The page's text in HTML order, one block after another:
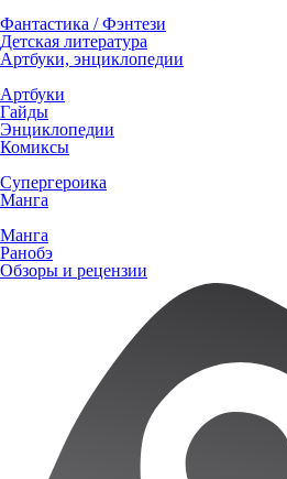
Фантастика / Фэнтези
Детская литература
Артбуки, энциклопедии
Артбуки
Гайды
Энциклопедии
Комиксы
Супергероика
Манга
Манга
Ранобэ
Обзоры и рецензии